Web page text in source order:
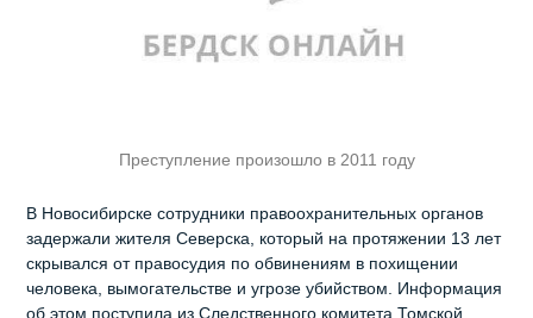
Преступление произошло в 2011 году
В Новосибирске сотрудники правоохранительных органов
задержали жителя Северска, который на протяжении 13 лет
скрывался от правосудия по обвинениям в похищении
человека, вымогательстве и угрозе убийством. Информация
об этом поступила из Следственного комитета Томской